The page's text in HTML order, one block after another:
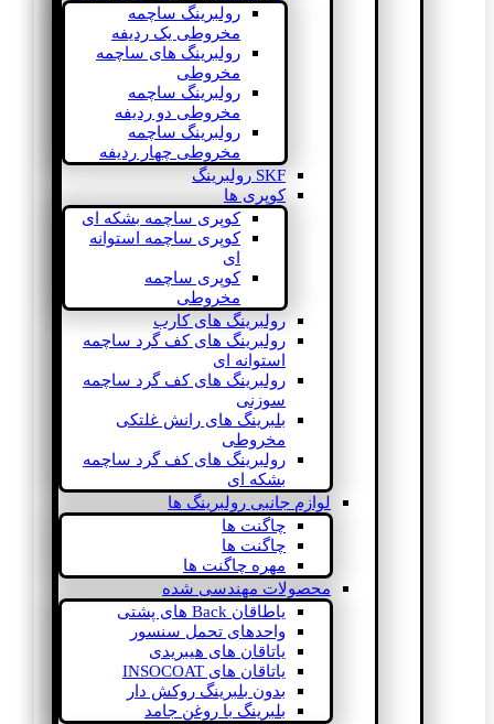
رولبرینگ ساچمه
مخروطی یک ردیفه
رولبرینگ های ساچمه
مخروطی
رولبرینگ ساچمه
مخروطی دو ردیفه
رولبرینگ ساچمه
مخروطی چهار ردیفه
SKF رولبرینگ
کوپری ها
کوپری ساچمه بشکه ای
کوپری ساچمه استوانه
ای
کوپری ساچمه
مخروطی
رولبرینگ های کارب
رولبرینگ های کف گرد ساچمه
استوانه ای
رولبرینگ های کف گرد ساچمه
سوزنی
بلبرینگ های رانش غلتکی
مخروطی
رولبرینگ های کف گرد ساچمه
بشکه ای
لوازم جانبی رولبرینگ ها
چاگنت ها
چاگنت ها
مهره چاگنت ها
محصولات مهندسی شده
یاطاقان Back های پشتی
واحدهای تحمل سنسور
یاتاقان های هیبریدی
یاتاقان های INSOCOAT
بدون بلبرینگ روکش دار
بلبرینگ با روغن جامد